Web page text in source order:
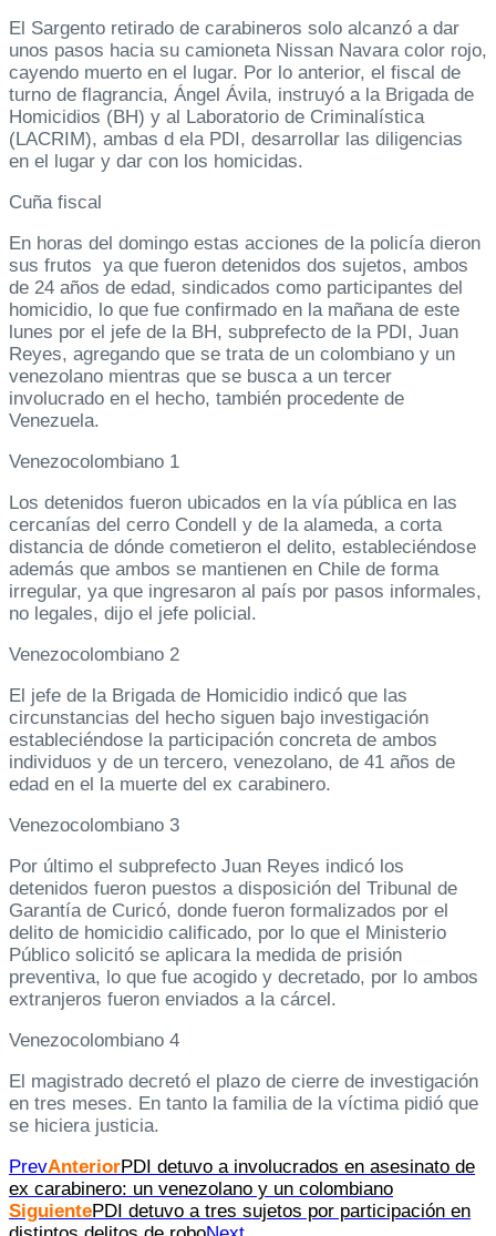
El Sargento retirado de carabineros solo alcanzó a dar
unos pasos hacia su camioneta Nissan Navara color rojo,
cayendo muerto en el lugar. Por lo anterior, el fiscal de
turno de flagrancia, Ángel Ávila, instruyó a la Brigada de
Homicidios (BH) y al Laboratorio de Criminalística
(LACRIM), ambas d ela PDI, desarrollar las diligencias
en el lugar y dar con los homicidas.
Cuña fiscal
En horas del domingo estas acciones de la policía dieron
sus frutos ya que fueron detenidos dos sujetos, ambos
de 24 años de edad, sindicados como participantes del
homicidio, lo que fue confirmado en la mañana de este
lunes por el jefe de la BH, subprefecto de la PDI, Juan
Reyes, agregando que se trata de un colombiano y un
venezolano mientras que se busca a un tercer
involucrado en el hecho, también procedente de
Venezuela.
Venezocolombiano 1
Los detenidos fueron ubicados en la vía pública en las
cercanías del cerro Condell y de la alameda, a corta
distancia de dónde cometieron el delito, estableciéndose
además que ambos se mantienen en Chile de forma
irregular, ya que ingresaron al país por pasos informales,
no legales, dijo el jefe policial.
Venezocolombiano 2
El jefe de la Brigada de Homicidio indicó que las
circunstancias del hecho siguen bajo investigación
estableciéndose la participación concreta de ambos
individuos y de un tercero, venezolano, de 41 años de
edad en el la muerte del ex carabinero.
Venezocolombiano 3
Por último el subprefecto Juan Reyes indicó los
detenidos fueron puestos a disposición del Tribunal de
Garantía de Curicó, donde fueron formalizados por el
delito de homicidio calificado, por lo que el Ministerio
Público solicitó se aplicara la medida de prisión
preventiva, lo que fue acogido y decretado, por lo ambos
extranjeros fueron enviados a la cárcel.
Venezocolombiano 4
El magistrado decretó el plazo de cierre de investigación
en tres meses. En tanto la familia de la víctima pidió que
se hiciera justicia.
PrevAnteriorPDI detuvo a involucrados en asesinato de
ex carabinero: un venezolano y un colombiano
SiguientePDI detuvo a tres sujetos por participación en